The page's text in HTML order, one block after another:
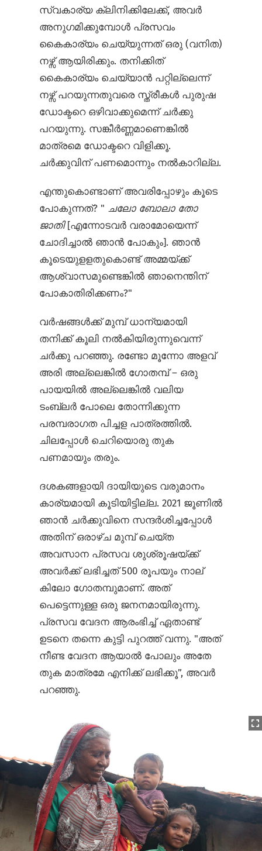
സ്വകാര്യ ക്ലിനിക്കിലേക്ക്, അവർ
അനുഗമിക്കുമ്പോൾ പ്രസവം
കൈകാര്യം ചെയ്യുന്നത് ഒരു (വനിത)
നഴ്സ് ആയിരിക്കും. തനിക്കിത്
കൈകാര്യം ചെയ്യാൻ പറ്റില്ലെന്ന്
നഴ്സ് പറയുന്നതുവരെ സ്ത്രീകൾ പുരുഷ
ഡോക്ടറെ ഒഴിവാക്കുമെന്ന് ചർക്കു
പറയുന്നു. സങ്കീർണ്ണമാണെങ്കിൽ
മാത്രമെ ഡോക്ടറെ വിളിക്കൂ.
ചർക്കുവിന് പണമൊന്നും നൽകാറില്ല.
എന്തുകൊണ്ടാണ് അവരിപ്പോഴും കൂടെ
പോകുന്നത്? " ചലോ ബോലാ തോ
ജാതി[എന്നോടവർ വരാമോയെന്ന്
ചോദിച്ചാൽ ഞാൻ പോകും]. ഞാൻ
കൂടെയുളളതുകൊണ്ട് അമ്മയ്ക്ക്
ആശ്വാസമുണ്ടെങ്കിൽ ഞാനെന്തിന്
പോകാതിരിക്കണം?"
വർഷങ്ങൾക്ക് മുമ്പ് ധാന്യമായി
തനിക്ക് കൂലി നൽകിയിരുന്നുവെന്ന്
ചർക്കു പറഞ്ഞു. രണ്ടോ മൂന്നോ അളവ്
അരി അല്ലെങ്കിൽ ഗോതമ്പ് – ഒരു
പായയിൽ അല്ലെങ്കിൽ വലിയ
ടംബ്ലർ പോലെ തോന്നിക്കുന്ന
പരമ്പരാഗത പിച്ചള പാത്രത്തിൽ.
ചിലപ്പോൾ ചെറിയൊരു തുക
പണമായും തരും.
ദശകങ്ങളായി ദായിയുടെ വരുമാനം
കാര്യമായി കൂടിയിട്ടില്ല. 2021 ജൂണിൽ
ഞാൻ ചർക്കുവിനെ സന്ദർശിച്ചപ്പോൾ
അതിന് ഒരാഴ്ച മുമ്പ് ചെയ്ത
അവസാന പ്രസവ ശുശ്രൂഷയ്ക്ക്
അവർക്ക് ലഭിച്ചത് 500 രൂപയും നാല്
കിലോ ഗോതമ്പുമാണ്. അത്
പെട്ടെന്നുള്ള ഒരു ജനനമായിരുന്നു.
പ്രസവ വേദന ആരംഭിച്ച് ഏതാണ്ട്
ഉടനെ തന്നെ കുട്ടി പുറത്ത് വന്നു. "അത്
നീണ്ട വേദന ആയാൽ പോലും അതേ
തുക മാത്രമേ എനിക്ക് ലഭിക്കൂ”, അവർ
പറഞ്ഞു.